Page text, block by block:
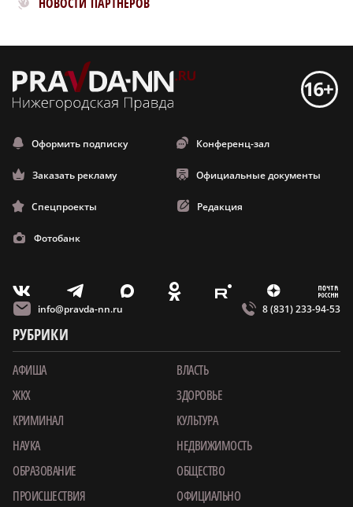
Оформить подписку Конференц-зал
Заказать рекламу Официальные документы
Спецпроекты Редакция
Фотобанк
V T X O E Z m
info@pravda-nn.ru 8 (831) 233-94-53
РУБРИКИ
АФИША
ВЛАСТЬ
ЖКХ
ЗДОРОВЬЕ
КРИМИНАЛ
КУЛЬТУРА
НАУКА
НЕДВИЖИМОСТЬ
ОБРАЗОВАНИЕ
ОБЩЕСТВО
ПРОИСШЕСТВИЯ
ОФИЦИАЛЬНО